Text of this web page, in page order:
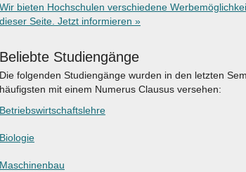
Wir bieten Hochschulen verschiedene
dieser Seite. Jetzt informieren »
Beliebte Studiengänge
Die folgenden Studiengänge wurden in den letzten
häufigsten mit einem Numerus Clausus versehen:
Betriebswirtschaftslehre
Biologie
Maschinenbau